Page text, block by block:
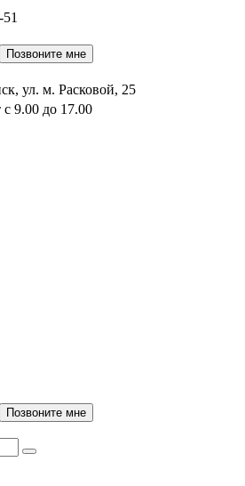
Позвоните мне
ул. м. Расковой, 25
9.00 до 17.00
Позвоните мне